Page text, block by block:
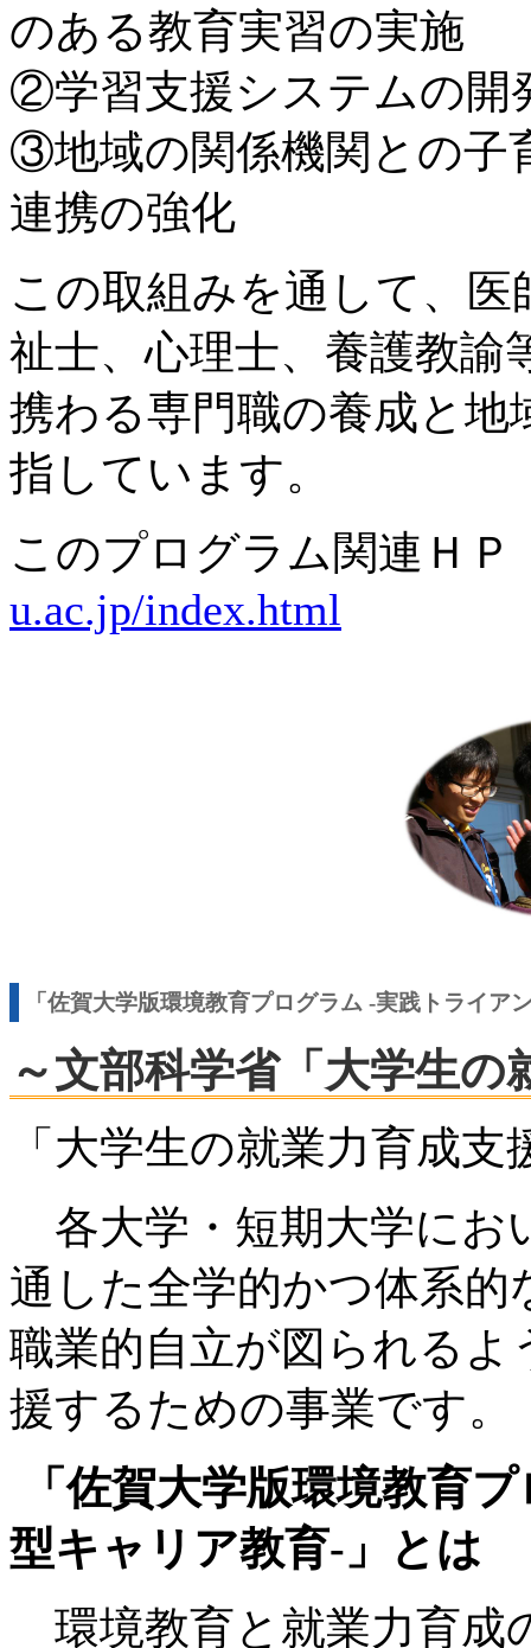
のある教育実習の実施
②学習支援システムの開
③地域の関係機関との子
連携の強化
この取組みを通して、
祉士、心理士、養護教諭
携わる専門職の養成と
指しています。
このプログラム関連Ｈ
u.ac.jp/index.html
「佐賀大学版環境教育プログラム -実践トライア
～文部科学省「大学生
「大学生の就業力育成
各大学・短期大学にお
通した全学的かつ体系
職業的自立が図られるよ
援するための事業です。
「佐賀大学版環境教育
型キャリア教育-」とは
環境教育と就業力育成